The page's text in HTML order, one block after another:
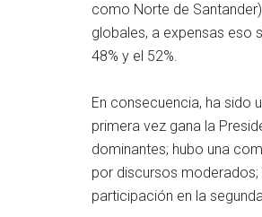
como Norte de
globales, a expensas eso
48% y el 52%.
En consecuencia, ha sido
primera vez gana la
dominantes; hubo una
por discursos
participación en la